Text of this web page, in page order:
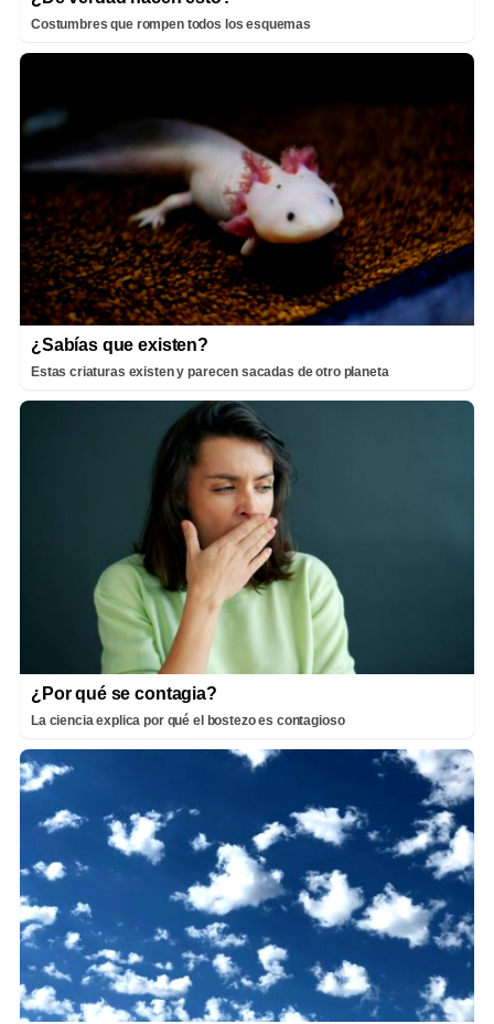
Costumbres que rompen todos los esquemas
¿Sabías que existen?
Estas criaturas existen y parecen sacadas de otro planeta
¿Por qué se contagia?
La ciencia explica por qué el bostezo es contagioso